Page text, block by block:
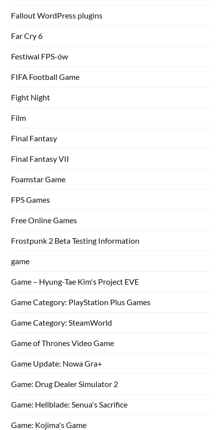
Fallout WordPress plugins
Far Cry 6
Festiwal FPS-ów
FIFA Football Game
Fight Night
Film
Final Fantasy
Final Fantasy VII
Foamstar Game
FPS Games
Free Online Games
Frostpunk 2 Beta Testing Information
game
Game – Hyung-Tae Kim's Project EVE
Game Category: PlayStation Plus Games
Game Category: SteamWorld
Game of Thrones Video Game
Game Update: Nowa Gra+
Game: Drug Dealer Simulator 2
Game: Hellblade: Senua's Sacrifice
Game: Kojima's Game